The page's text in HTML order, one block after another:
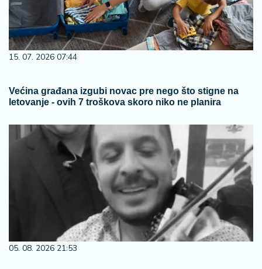
15. 07. 2026 07:44
Većina građana izgubi novac pre nego što stigne na
letovanje - ovih 7 troškova skoro niko ne planira
05. 08. 2026 21:53